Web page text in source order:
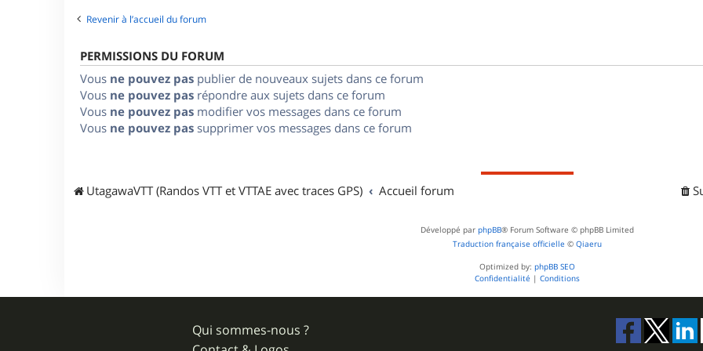
e
Revenir à l’accueil du forum
PERMISSIONS DU FORUM
Vous ne pouvez pas publier de nouveaux sujets dans ce forum
Vous ne pouvez pas répondre aux sujets dans ce forum
Vous ne pouvez pas modifier vos messages dans ce forum
Vous ne pouvez pas supprimer vos messages dans ce forum
UtagawaVTT (Randos VTT et VTTAE avec traces GPS) Accueil forum
Développé par phpBB® Forum Software © phpBB Limited
Traduction française officielle © Qiaeru
Optimized by: phpBB SEO
Confidentialité | Conditions
Qui sommes-nous ?